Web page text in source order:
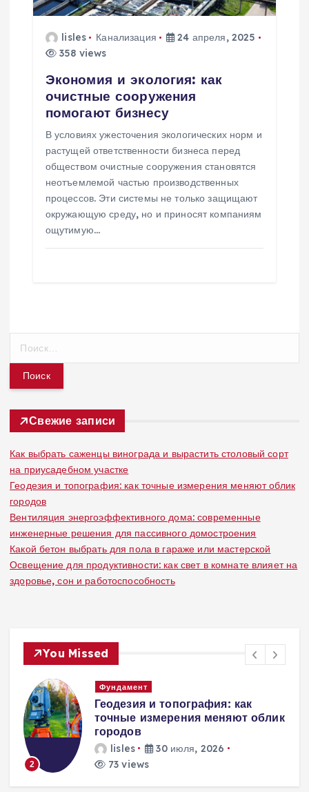
lisles Канализация
24 апреля, 2025
358 views
Экономия и экология: как
очистные сооружения
помогают бизнесу
В условиях ужесточения экологических норм и
растущей ответственности бизнеса перед
обществом очистные сооружения становятся
неотъемлемой частью производственных
процессов. Эти системы не только защищают
окружающую среду, но и приносят компаниям
ощутимую…
т
Свежие записи
Как выбрать саженцы винограда и вырастить столовый сорт
на приусадебном участке
Геодезия и топография: как точные измерения меняют облик
городов
Вентиляция энергоэффективного дома: современные
инженерные решения для пассивного домостроения
Какой бетон выбрать для пола в гараже или мастерской
Освещение для продуктивности: как свет в комнате влияет на
здоровье, сон и работоспособность
You Missed
Вентиляция
Вентиляция
энергоэффективного дома:
современные инженерные
решения для пассивного
домостроения